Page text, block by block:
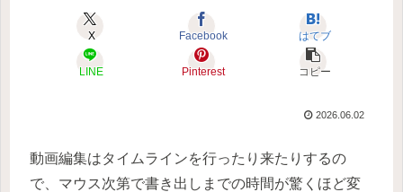
X Facebook はてブ
LINE Pinterest コピー
2026.06.02
動画編集はタイムラインを行ったり来たりするの
で、マウス次第で書き出しまでの時間が驚くほど変